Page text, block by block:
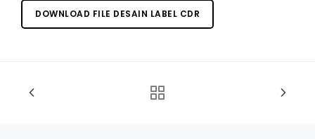
DOWNLOAD FILE DESAIN LABEL CDR